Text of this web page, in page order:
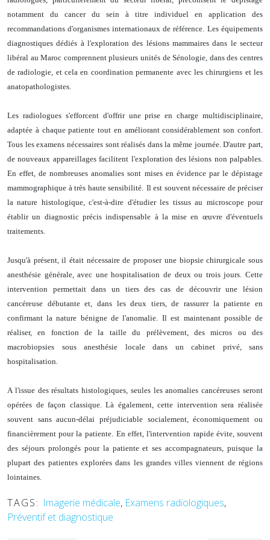
notamment du cancer du sein à titre individuel en application des
recommandations d'organismes internationaux de référence. Les équipements
diagnostiques dédiés à l'exploration des lésions mammaires dans le secteur
libéral au Maroc comprennent plusieurs unités de Sénologie, dans des centres
de radiologie, et cela en coordination permanente avec les chirurgiens et les
anatopathologistes.
Les radiologues s'efforcent d'offrir une prise en charge multidisciplinaire,
adaptée à chaque patiente tout en améliorant considérablement son confort.
Tous les examens nécessaires sont réalisés dans la même journée.D'autre part,
de nouveaux appareillages facilitent l'exploration des lésions non palpables.
En effet, de nombreuses anomalies sont mises en évidence par le dépistage
mammographique à très haute sensibilité. Il est souvent nécessaire de préciser
la nature histologique, c'est-à-dire d'étudier les tissus au microscope pour
établir un diagnostic précis indispensable à la mise en œuvre d'éventuels
traitements.
Jusqu'à présent, il était nécessaire de proposer une biopsie chirurgicale sous
anesthésie générale, avec une hospitalisation de deux ou trois jours. Cette
intervention permettait dans un tiers des cas de découvrir une lésion
cancéreuse débutante et, dans les deux tiers, de rassurer la patiente en
confirmant la nature bénigne de l'anomalie. Il est maintenant possible de
réaliser, en fonction de la taille du prélèvement, des micros ou des
macrobiopsies sous anesthésie locale dans un cabinet privé, sans
hospitalisation.
A l'issue des résultats histologiques, seules les anomalies cancéreuses seront
opérées de façon classique. Là également, cette intervention sera réalisée
souvent sans aucun-délai préjudiciable socialement, économiquement ou
financièrement pour la patiente. En effet, l'intervention rapide évite, souvent
des séjours prolongés pour la patiente et ses accompagnateurs, puisque la
plupart des patientes explorées dans les grandes villes viennent de régions
lointaines.
TAGS: Imagerie médicale, Examens radiologiques,
Préventif et diagnostique